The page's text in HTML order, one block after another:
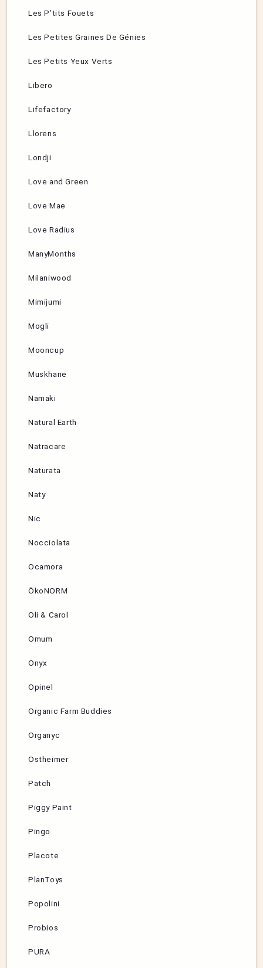
Les P’tits Fouets
Les Petites Graines De Génies
Les Petits Yeux Verts
Libero
Lifefactory
Llorens
Londji
Love and Green
Love Mae
Love Radius
ManyMonths
Milaniwood
Mimijumi
Mogli
Mooncup
Muskhane
Namaki
Natural Earth
Natracare
Naturata
Naty
Nic
Nocciolata
Ocamora
ÖkoNORM
Oli & Carol
Omum
Onyx
Opinel
Organic Farm Buddies
Organyc
Ostheimer
Patch
Piggy Paint
Pingo
Placote
PlanToys
Popolini
Probios
PURA